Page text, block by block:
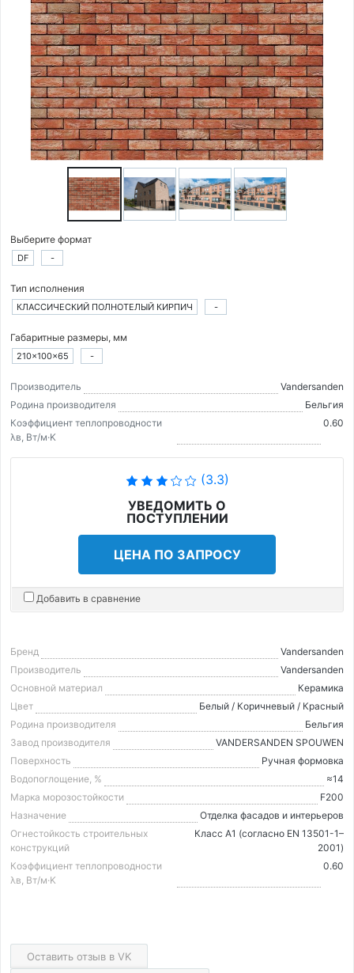
Выберите формат
DF -
Тип исполнения
КЛАССИЧЕСКИЙ ПОЛНОТЕЛЫЙ КИРПИЧ -
Габаритные размеры, мм
210×100×65 -
Производитель
Vandersanden
Родина производителя
Бельгия
Коэффициент теплопроводности
λв, Вт/м·K
0.60
(3.3)
УВЕДОМИТЬ О
ПОСТУПЛЕНИИ
ЦЕНА ПО ЗАПРОСУ
Добавить в сравнение
Бренд
Vandersanden
Производитель
Vandersanden
Основной материал
Керамика
Цвет
Белый / Коричневый / Красный
Родина производителя
Бельгия
Завод производителя
VANDERSANDEN SPOUWEN
Поверхность
Ручная формовка
Водопоглощение, %
≈14
Марка морозостойкости
F200
Назначение
Отделка фасадов и интерьеров
Огнестойкость строительных
конструкций
Класс А1 (согласно EN 13501-1–
2001)
Коэффициент теплопроводности
λв, Вт/м·K
0.60
Оставить отзыв в VK